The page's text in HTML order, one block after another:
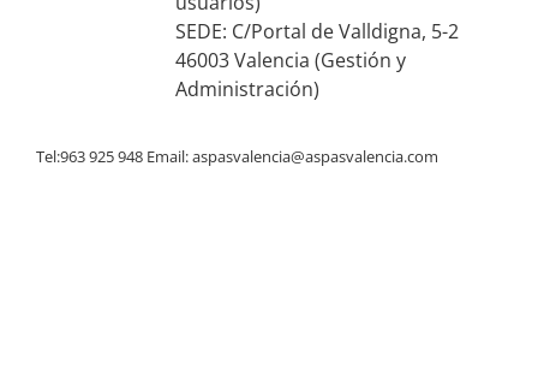
SEDE: C/Portal de Valldigna, 5-2
46003 Valencia (Gestión y
Administración)
Tel:963 925 948 Email:aspasvalencia@aspasvalencia.com